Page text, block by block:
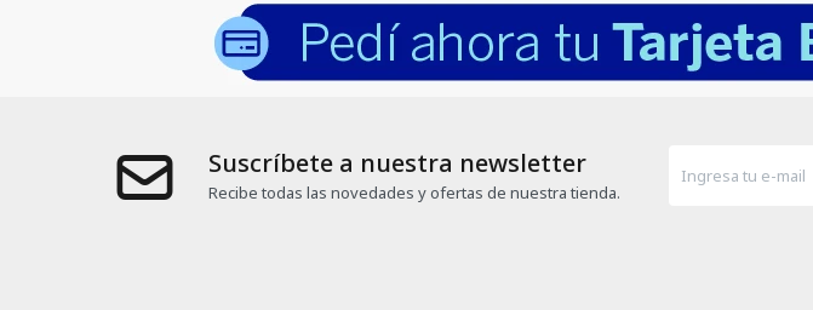
Suscríbete a nuestra newsletter
Recibe todas las novedades y ofertas de nuestra tienda.